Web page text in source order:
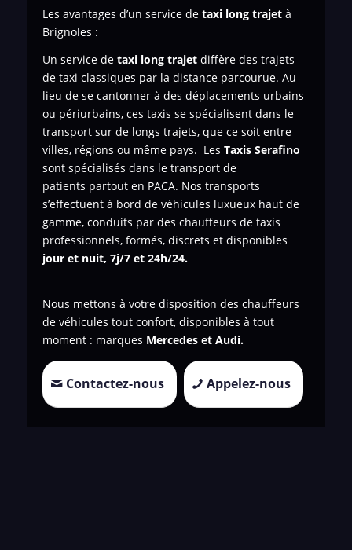
Les avantages d’un service de taxi long trajet à
Brignoles :
Un service de taxi long trajet diffère des trajets
de taxi classiques par la distance parcourue. Au
lieu de se cantonner à des déplacements urbains
ou périurbains, ces taxis se spécialisent dans le
transport sur de longs trajets, que ce soit entre
villes, régions ou même pays. Les Taxis Serafino
sont spécialisés dans le transport de
patients partout en PACA. Nos transports
s’effectuent à bord de véhicules luxueux haut de
gamme, conduits par des chauffeurs de taxis
professionnels, formés, discrets et disponibles
jour et nuit, 7j/7 et 24h/24.
Nous mettons à votre disposition des chauffeurs
de véhicules tout confort, disponibles à tout
moment : marques Mercedes et Audi.
Contactez-nous Appelez-nous